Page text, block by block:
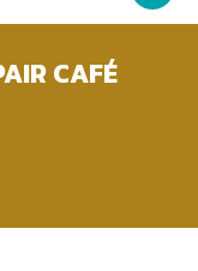
CAFÉ